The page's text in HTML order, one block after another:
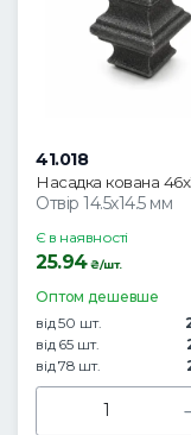
41.018
Насадка кована
Отвір 14.5х14.5 мм
Є в наявності
25.94₴/шт.
Оптом дешевше
від 50 шт.
від 65 шт.
від 78 шт.